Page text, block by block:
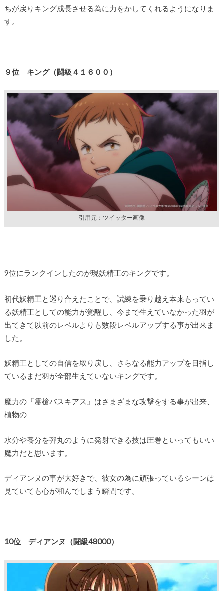
ちが戻りキング成長させる為に力をかしてくれるようになりま
す。
９位 キング（闘級４１６００ ）
引用元：ツイッター画像
9位にランクインしたのが現妖精王のキングです。
初代妖精王と巡り合えたことで、試練を乗り越え本来もってい
る妖精王としての能力が覚醒し、今まで生えていなかった羽が
出てきて以前のレベルよりも数段レベルアップする事が出来ま
した。
妖精王としての自信を取り戻し、さらなる能力アップを目指し
ているまだ羽が全部生えていないキングです。
魔力の『霊槍バスキアス』はさまざまな攻撃をする事が出来、
植物の
水分や養分を弾丸のように発射できる技は圧巻といってもいい
魔力だと思います。
ディアンヌの事が大好きで、彼女の為に頑張っているシーンは
見ていても心が和んでしまう瞬間です。
10位 ディアンヌ（闘級48000）